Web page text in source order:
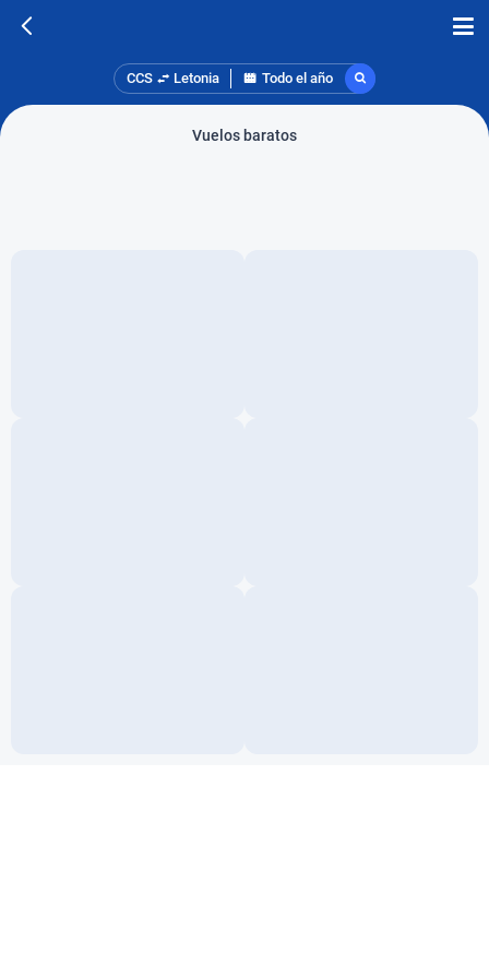
CCS Letonia Todo el año
Vuelos baratos